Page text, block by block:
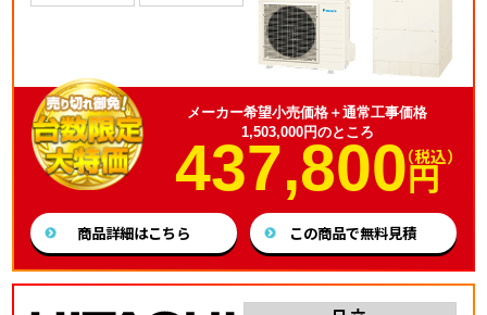
メーカー希望小売価格＋通常工事価格
1,503,000円のところ
437,800円
（税込）
商品詳細はこちら この商品で無料見積